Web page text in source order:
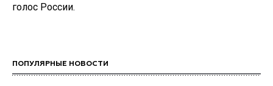
голос России.
ПОПУЛЯРНЫЕ НОВОСТИ